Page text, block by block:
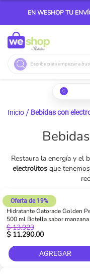
EN WESHOP TU
Buscar
Inicio Bebidas con
Restaura la energía y el
electrolitos que
Hidratante Gatorade Golden
500 ml Botella sabor
und
$ 11.290,00
$ 13.923
Oferta de 19%
AGREGAR